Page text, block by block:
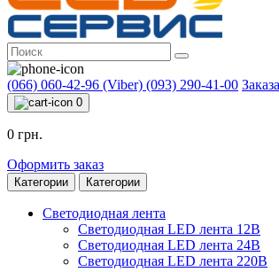
(066) 060-42-96 (Viber) (093) 290-41-00
0
0 грн.
Оформить заказ
Категории Категории
Светодиодная лента
Светодиодная LED лента 12В
Светодиодная LED лента 24В
Светодиодная LED лента 220В